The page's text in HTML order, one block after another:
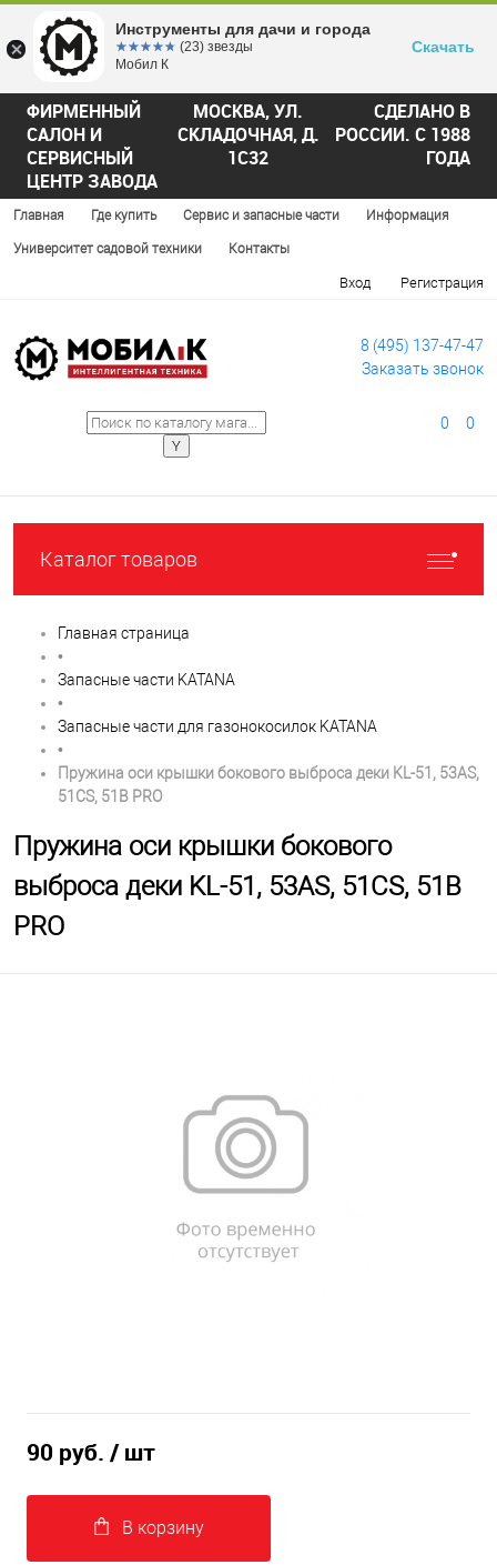
ФИРМЕННЫЙ
САЛОН И
СЕРВИСНЫЙ
ЦЕНТР ЗАВОДА
МОСКВА, УЛ.
СКЛАДОЧНАЯ, Д.
1С32
СДЕЛАНО В
РОССИИ. С 1988
ГОДА
Главная Где купить Сервис и запасные части Информация
Университет садовой техники Контакты
Вход Регистрация
8 (495) 137-47-47
Заказать звонок
0 0
Каталог товаров
Главная страница
•
Запасные части KATANA
•
Запасные части для газонокосилок KATANA
•
Пружина оси крышки бокового выброса деки KL-51, 53AS,
51CS, 51B PRO
Пружина оси крышки бокового
выброса деки KL-51, 53AS, 51CS, 51B
PRO
90 руб. / шт
В корзину
Инструменты для дачи и города
☆☆☆☆☆
★★★★★ (23) звезды
Мобил К
Скачать